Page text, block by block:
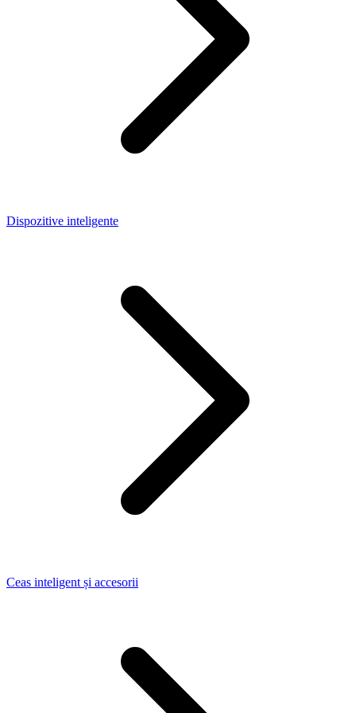
Dispozitive inteligente
Ceas inteligent și accesorii